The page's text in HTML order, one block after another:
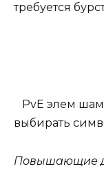
требуется
PvE элем
выбирать
Повышающие